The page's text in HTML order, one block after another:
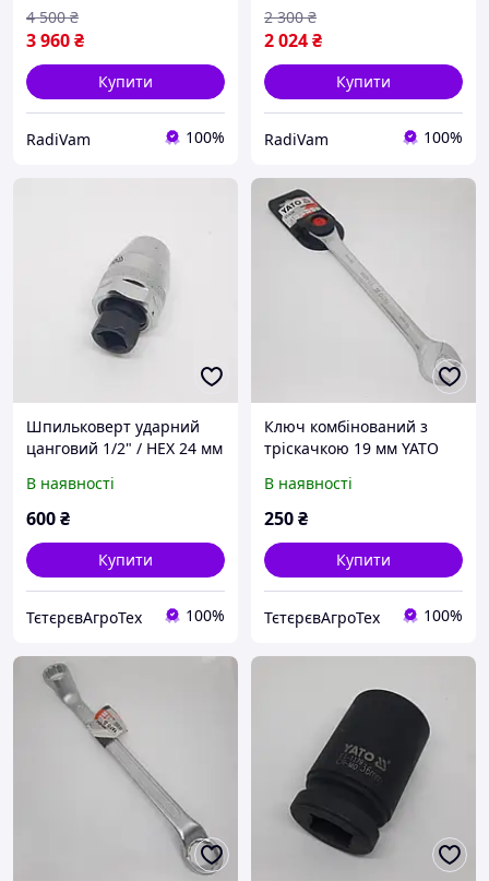
3 960₴
4 500 ₴
Купити
RadiVam 100%
2 024₴
2 300 ₴
Купити
RadiVam 100%
Шпильковерт ударний
цанговий 1/2" / HEX 24 мм
06256 (Польща)
В наявності
600₴
Купити
ТєтєрєвАгроТех 100%
Ключ комбінований з
тріскачкою 19 мм YATO
В наявності
250₴
Купити
ТєтєрєвАгроТех 100%